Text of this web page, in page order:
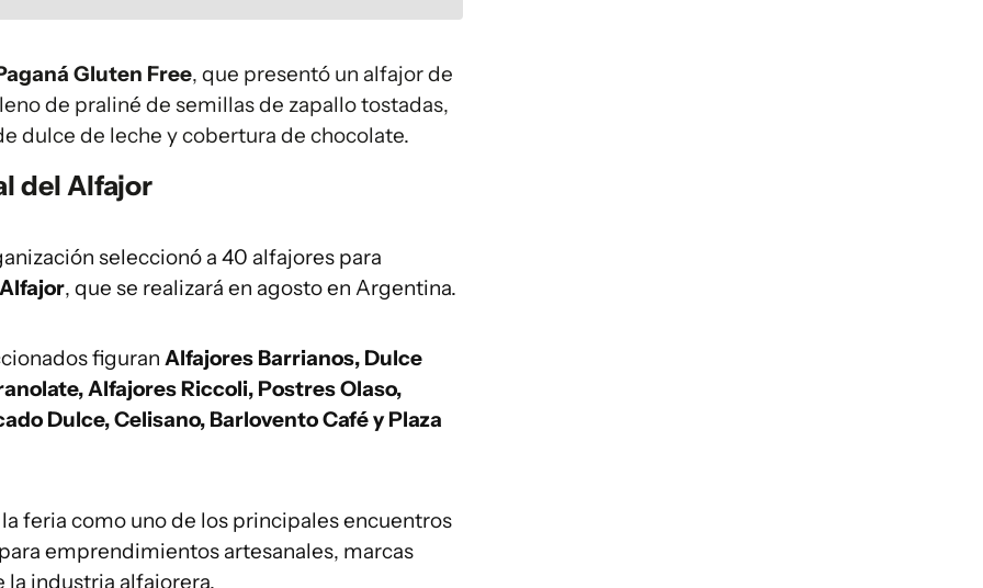
Gluten Free, que presentó un alfajor de
de praliné de semillas de zapallo tostadas,
dulce de leche y cobertura de chocolate.
del Alfajor
seleccionó a 40 alfajores para
, que se realizará en agosto en Argentina.
figuran Alfajores Barrianos, Dulce
Alfajores Riccoli, Postres Olaso,
Dulce, Celisano, Barlovento Café y Plaza
feria como uno de los principales encuentros
emprendimientos artesanales, marcas
la industria alfajorera.